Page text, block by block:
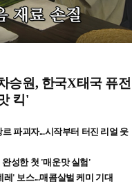
승원, 한국X태국 퓨전
킥'
파괴자...시작부터 터진 리얼 웃
완성한 첫 '매운맛 실험'
' 보스...매콤살벌 케미 기대